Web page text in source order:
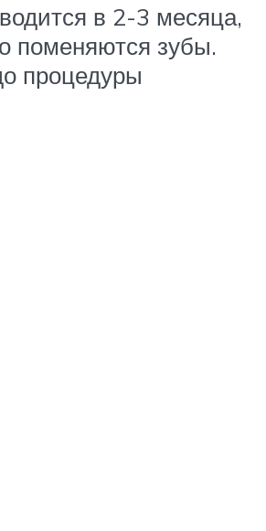
в 2-3 месяца,
поменяются зубы.
процедуры